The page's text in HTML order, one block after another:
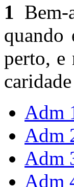
1
quando
perto, e
Adm
Adm
Adm
Adm